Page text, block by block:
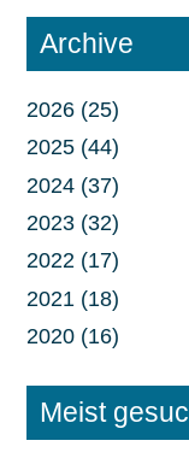
Archive
2026 (25)
2025 (44)
2024 (37)
2023 (32)
2022 (17)
2021 (18)
2020 (16)
Meist